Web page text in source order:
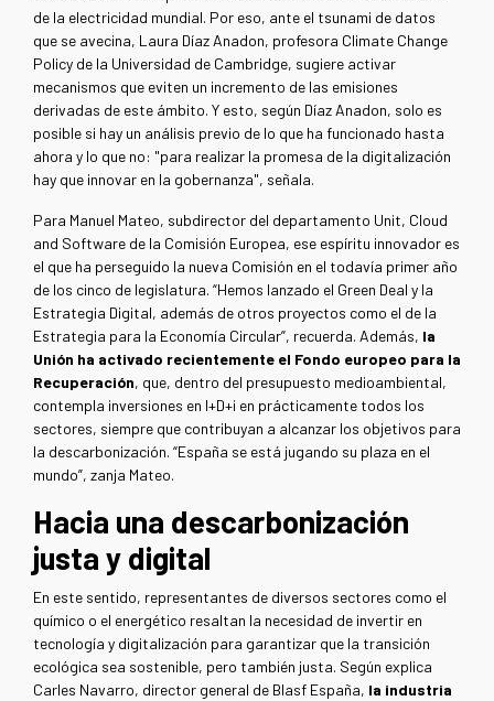
de la electricidad mundial. Por eso, ante el tsunami de datos
que se avecina, Laura Díaz Anadon, profesora Climate Change
Policy de la Universidad de Cambridge, sugiere activar
mecanismos que eviten un incremento de las emisiones
derivadas de este ámbito. Y esto, según Díaz Anadon, solo es
posible si hay un análisis previo de lo que ha funcionado hasta
ahora y lo que no: "para realizar la promesa de la digitalización
hay que innovar en la gobernanza", señala.
Para Manuel Mateo, subdirector del departamento Unit, Cloud
and Software de la Comisión Europea, ese espíritu innovador es
el que ha perseguido la nueva Comisión en el todavía primer año
de los cinco de legislatura. “Hemos lanzado el Green Deal y la
Estrategia Digital, además de otros proyectos como el de la
Estrategia para la Economía Circular”, recuerda. Además, la
Unión ha activado recientemente el Fondo europeo para la
Recuperación, que, dentro del presupuesto medioambiental,
contempla inversiones en I+D+i en prácticamente todos los
sectores, siempre que contribuyan a alcanzar los objetivos para
la descarbonización. “España se está jugando su plaza en el
mundo”, zanja Mateo.
Hacia una descarbonización
justa y digital
En este sentido, representantes de diversos sectores como el
químico o el energético resaltan la necesidad de invertir en
tecnología y digitalización para garantizar que la transición
ecológica sea sostenible, pero también justa. Según explica
Carles Navarro, director general de Blasf España, la industria